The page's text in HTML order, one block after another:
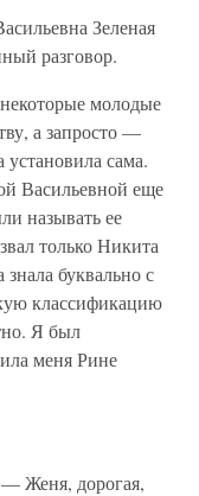
Зеленая
разговор.
молодые
а запросто —
сама.
Васильевной еще
называть ее
только Никита
буквально с
классификацию
Я был
меня Рине
Женя, дорогая,